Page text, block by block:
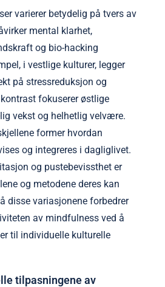
varierer betydelig på tvers av
mental klarhet,
og bio-hacking
i vestlige kulturer, legger
på stressreduksjon og
fokuserer østlige
vekst og helhetlig velvære.
former hvordan
og integreres i dagliglivet.
og pustebevissthet er
og metodene deres kan
disse variasjonene forbedrer
av mindfulness ved å
til individuelle kulturelle
tilpasningene av